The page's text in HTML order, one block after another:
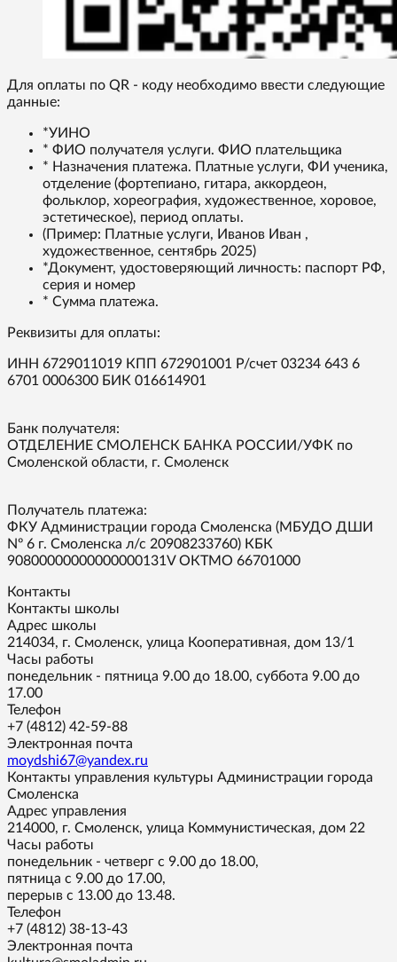
Для оплаты по QR - коду необходимо ввести следующие
данные:
*УИНО
* ФИО получателя услуги. ФИО плательщика
* Назначения платежа. Платные услуги, ФИ ученика,
отделение (фортепиано, гитара, аккордеон,
фольклор, хореография, художественное, хоровое,
эстетическое), период оплаты.
(Пример: Платные услуги, Иванов Иван ,
художественное, сентябрь 2025)
*Документ, удостоверяющий личность: паспорт РФ,
серия и номер
* Сумма платежа.
Реквизиты для оплаты:
ИНН 6729011019 КПП 672901001 Р/счет 03234 643 6
6701 0006300 БИК 016614901
Банк получателя:
ОТДЕЛЕНИЕ СМОЛЕНСК БАНКА РОССИИ/УФК по
Смоленской области, г. Смоленск
Получатель платежа:
ФКУ Администрации города Смоленска (МБУДО ДШИ
Nº 6 г. Смоленска л/с 20908233760) КБК
90800000000000000131V ОКТМО 66701000
Контакты
Контакты школы
Адрес школы
214034, г. Смоленск, улица Кооперативная, дом 13/1
Часы работы
понедельник - пятница 9.00 до 18.00, суббота 9.00 до
17.00
Телефон
+7 (4812) 42-59-88
Электронная почта
moydshi67@yandex.ru
Контакты управления культуры Администрации города
Смоленска
Адрес управления
214000, г. Смоленск, улица Коммунистическая, дом 22
Часы работы
понедельник - четверг с 9.00 до 18.00,
пятница с 9.00 до 17.00,
перерыв с 13.00 до 13.48.
Телефон
+7 (4812) 38-13-43
Электронная почта